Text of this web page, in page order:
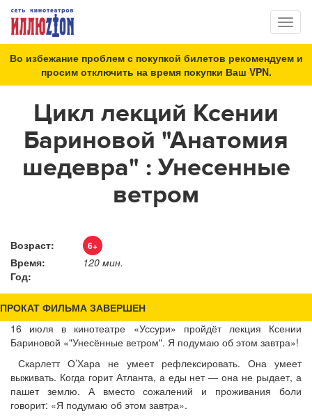
Во избежание проблем с покупкой билетов рекомендуем и
просим отключить на время покупки Ваш VPN.
Цикл лекций Ксении
Бариновой "Анатомия
шедевра" : Унесенные
ветром
Возраст: 6+
Время:
120 мин.
Год:
ПРОКАТ ФИЛЬМА ЗАВЕРШЕН
16 июля в кинотеатре «Уссури» пройдёт лекция Ксении
Бариновой «"Унесённые ветром". Я подумаю об этом завтра»!
Скарлетт О’Хара не умеет рефлексировать. Она умеет
выживать. Когда горит Атланта, а еды нет — она не рыдает, а
пашет землю. А вместо сожалений и проживания боли
говорит: «Я подумаю об этом завтра».